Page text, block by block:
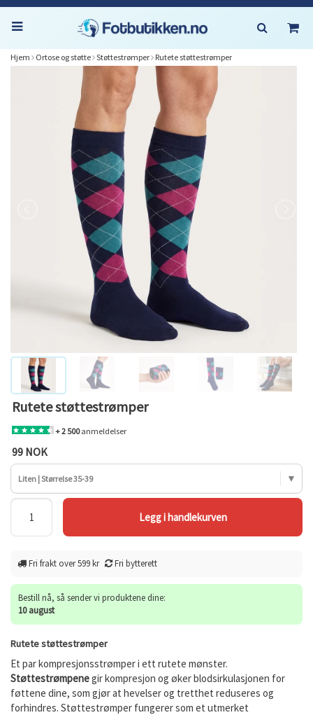
Hjem Ortose og støtte Støttestrømper Rutete støttestrømper
Rutete støttestrømper
+ 2 500anmeldelser
99 NOK
Liten | Størrelse 35-39
Fri frakt over 599 kr Fri bytterett
Bestill nå, så sender vi produktene dine:
10 august
Rutete støttestrømper
Et par kompresjonsstrømper i ett rutete mønster.
Støttestrømpenegir kompresjon og øker blodsirkulasjonen for
føttene dine, som gjør at hevelser og tretthet reduseres og
forhindres. Støttestrømper fungerer som et utmerket